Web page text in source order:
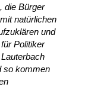
die Bürger
natürlichen
und
Politiker
so kommen